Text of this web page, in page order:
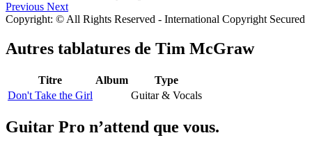
Previous Next
Copyright: © All Rights Reserved - International Copyright Secured
Autres tablatures de Tim McGraw
Titre Album
Type
Don't Take the Girl
Guitar & Vocals
Guitar Pro n’attend que vous.